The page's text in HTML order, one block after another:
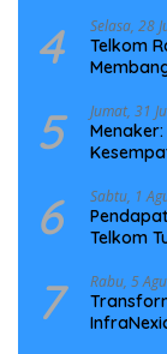
4 Selasa, 28
Telkom
5 Jumat, 31
6 Sabtu, 1
Telkom
7 Rabu, 5